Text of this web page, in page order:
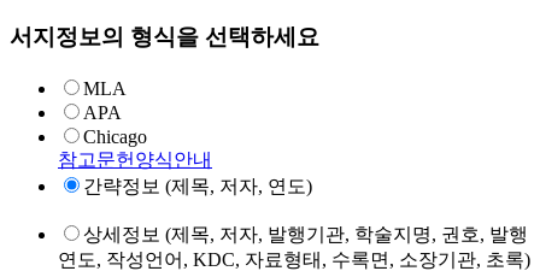
서지정보의 형식을 선택하세요
MLA
APA
Chicago
참고문헌양식안내
간략정보 (제목, 저자, 연도)
상세정보 (제목, 저자, 발행기관, 학술지명, 권호, 발행
연도, 작성언어, KDC, 자료형태, 수록면, 소장기관, 초록)